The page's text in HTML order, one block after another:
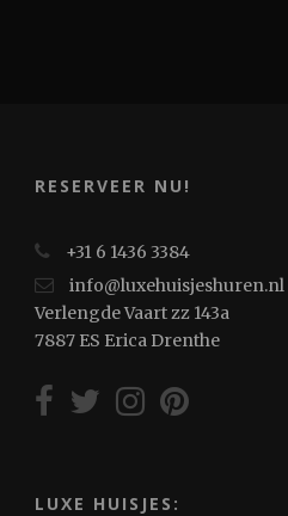
RESERVEER NU!
+31 6 1436 3384
info@luxehuisjeshuren.nl
Verlengde Vaart zz 143a
7887 ES Erica Drenthe
LUXE HUISJES: